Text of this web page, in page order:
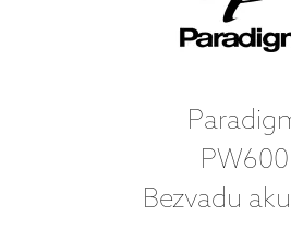
PW600
Bezvadu